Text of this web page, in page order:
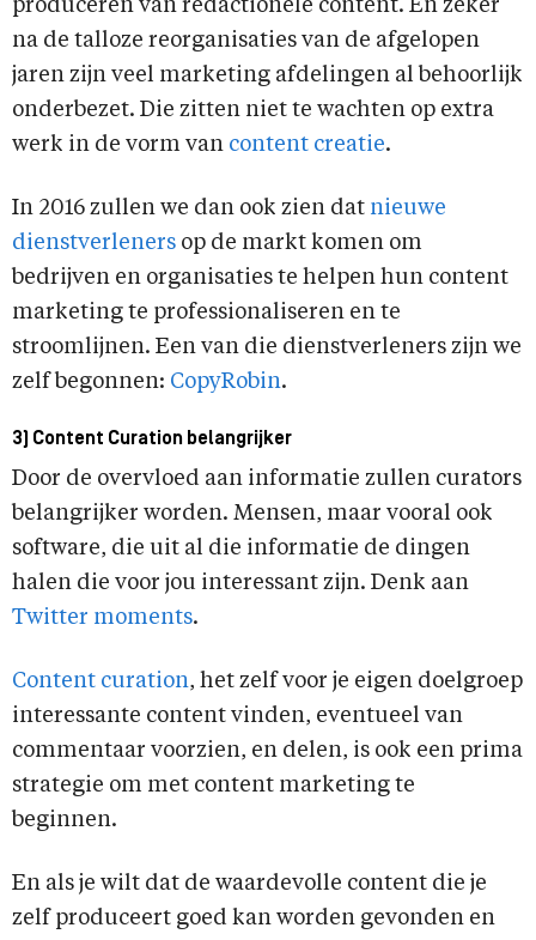
produceren van redactionele content. En zeker
na de talloze reorganisaties van de afgelopen
jaren zijn veel marketing afdelingen al behoorlijk
onderbezet. Die zitten niet te wachten op extra
werk in de vorm van content creatie.
In 2016 zullen we dan ook zien dat nieuwe
dienstverleners op de markt komen om
bedrijven en organisaties te helpen hun content
marketing te professionaliseren en te
stroomlijnen. Een van die dienstverleners zijn we
zelf begonnen: CopyRobin.
3) Content Curation belangrijker
Door de overvloed aan informatie zullen curators
belangrijker worden. Mensen, maar vooral ook
software, die uit al die informatie de dingen
halen die voor jou interessant zijn. Denk aan
Twitter moments.
Content curation, het zelf voor je eigen doelgroep
interessante content vinden, eventueel van
commentaar voorzien, en delen, is ook een prima
strategie om met content marketing te
beginnen.
En als je wilt dat de waardevolle content die je
zelf produceert goed kan worden gevonden en